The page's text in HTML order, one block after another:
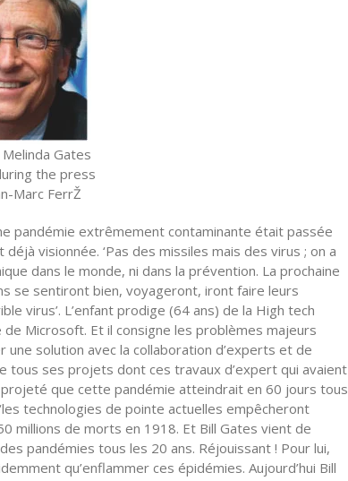
Gates
the press
Marc FerrŽ
pandémie extrêmement contaminante était passée
visionnée. ‘Pas des missiles mais des virus ; on a
dans le monde, ni dans la prévention. La prochaine
se sentiront bien, voyageront, iront faire leurs
virus’. L’enfant prodige (64 ans) de la High tech
de Microsoft. Et il consigne les problèmes majeurs
solution avec la collaboration d’experts et de
tous ses projets dont ces travaux d’expert qui avaient
que cette pandémie atteindrait en 60 jours tous
technologies de pointe actuelles empêcheront
millions de morts en 1918. Et Bill Gates vient de
pandémies tous les 20 ans. Réjouissant ! Pour lui,
qu’enflammer ces épidémies. Aujourd’hui Bill